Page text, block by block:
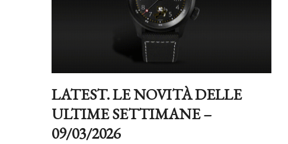
LATEST. LE NOVITÀ DELLE
ULTIME SETTIMANE –
09/03/2026